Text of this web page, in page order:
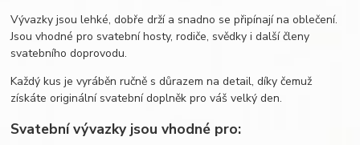
Vývazky jsou lehké, dobře drží a snadno se připínají na oblečení.
Jsou vhodné pro svatební hosty, rodiče, svědky i další členy
svatebního doprovodu.
Každý kus je vyráběn ručně s důrazem na detail, díky čemuž
získáte originální svatební doplněk pro váš velký den.
Svatební vývazky jsou vhodné pro: